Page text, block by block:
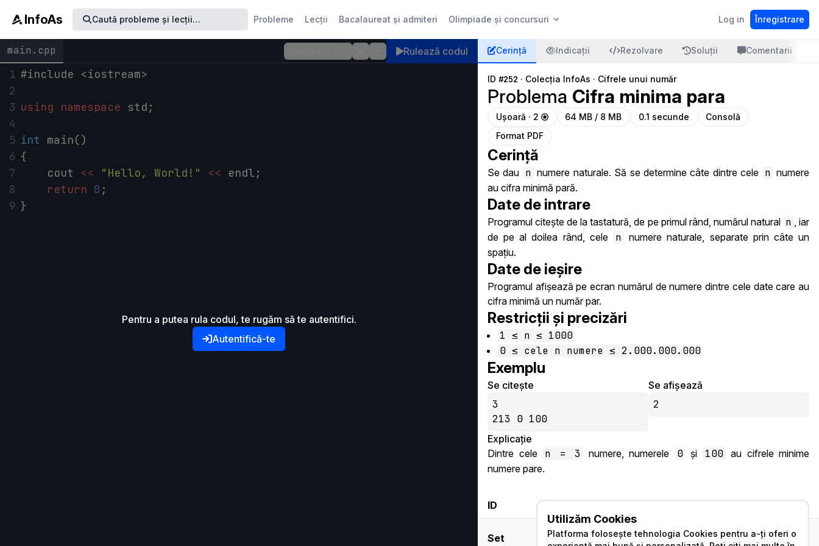
InfoAs Caută probleme și lecții… Probleme Lecții Bacalaureat și admiteri Olimpiade și concursuri Log in Înregistrare
Pentru a putea rula codul, te rugăm să te autentifici.
Autentifică-te
main.cpp Rulează codul
1 #include <iostream>
2
3 using namespace std ;
4
5 int main()
6 {
7
cout << "Hello, World!" << endl ;
8
return 0 ;
9 }
Cerință Indicații Rezolvare Soluții Comentarii
ID #252 · Colecția InfoAs · Cifrele unui număr
Problema Cifra minima para
Ușoară · 2 64 MB / 8 MB 0.1 secunde
Consolă
Format PDF
Cerință
Se dau n numere naturale. Să se determine câte dintre cele n numere
au cifra minimă pară.
Date de intrare
Programul citește de la tastatură, de pe primul rând, numărul natural n , iar
de pe al doilea rând, cele
n
numere naturale, separate prin câte un
spațiu.
Date de ieșire
Programul afișează pe ecran numărul de numere dintre cele date care au
cifra minimă un număr par.
Restricții și precizări
1 ≤ n ≤ 1000
0 ≤ cele n numere ≤ 2.000.000.000
Exemplu
Se citește
3
213 0 100
Se afișează
2
Explicație
Dintre cele
n = 3 numere, numerele 0 și 100
au cifrele minime
numere pare.
ID
Set
Colecția
Adăugată
Adăugare Probleme
Utilizăm Cookies
Platforma folosește tehnologia Cookies pentru a-ți oferi o